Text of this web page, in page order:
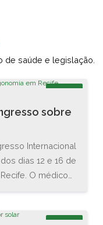
de saúde e legislação.
sobre
Internacional
dias 12 e 16 de
O médico
conheceram as